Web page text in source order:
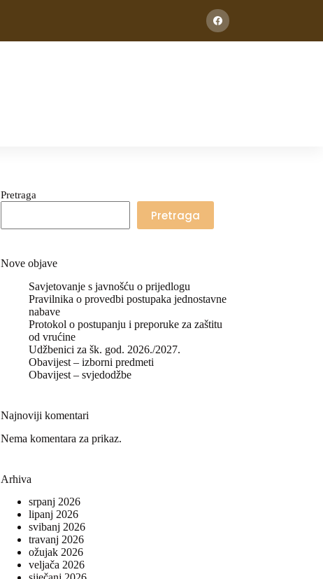
Pretraga
Pretraga
Nove objave
Savjetovanje s javnošću o prijedlogu
Pravilnika o provedbi postupaka jednostavne
nabave
Protokol o postupanju i preporuke za zaštitu
od vrućine
Udžbenici za šk. god. 2026./2027.
Obavijest – izborni predmeti
Obavijest – svjedodžbe
Najnoviji komentari
Nema komentara za prikaz.
Arhiva
srpanj 2026
lipanj 2026
svibanj 2026
travanj 2026
ožujak 2026
veljača 2026